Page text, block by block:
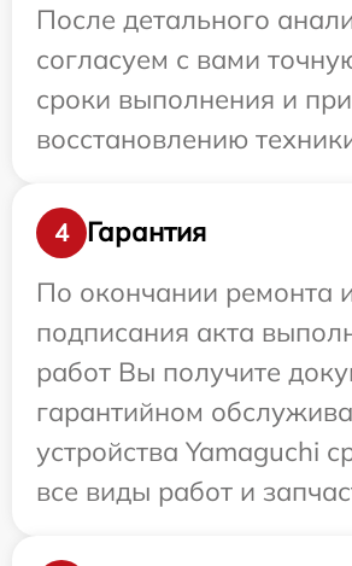
После детального
согласуем с вами
сроки выполнения и
восстановлению
4
Гарантия
По окончании ремонта
подписания акта
работ Вы получите
гарантийном
устройства Yamaguchi
все виды работ и